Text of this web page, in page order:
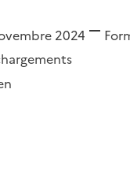
2024